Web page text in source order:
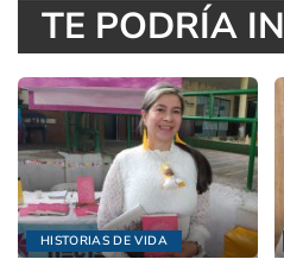
TE PODRÍA
HISTORIAS DE VIDA